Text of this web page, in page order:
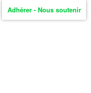
Adhérer - Nous soutenir